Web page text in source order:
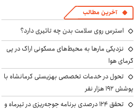
آخرین مطالب
استرس روی سلامت بدن چه تاثیری دارد؟
نزدیکی مارها به محیط‌های مسکونی اراک در پی
گرمای هوا
تحول در خدمات تخصصی بهزیستی کرمانشاه با
پوشش ۱۹۲ هزار نفر
تحقق ۱۲۴ درصدی برنامه جوجه‌ریزی در تیرماه و